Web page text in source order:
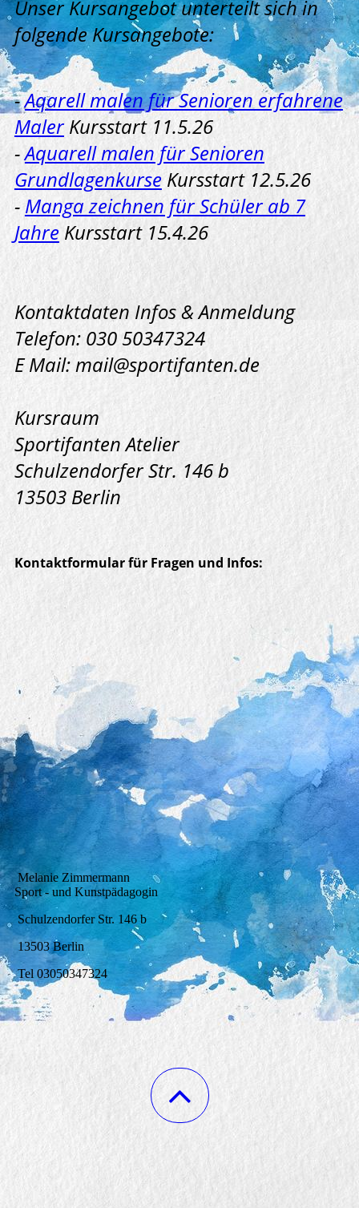
Unser Kursangebot unterteilt sich in
folgende Kursangebote:
-Aqarell malen für Senioren erfahrene
MalerKursstart 11.5.26
-Aquarell malen für Senioren
Grundlagenkurse Kursstart 12.5.26
- Manga zeichnen für Schüler ab 7
Jahre Kursstart 15.4.26
Kontaktdaten Infos & Anmeldung
Telefon: 030 50347324
E Mail: mail@sportifanten.de
Kursraum
Sportifanten Atelier
Schulzendorfer Str. 146 b
13503 Berlin
Kontaktformular für Fragen und Infos:
Melanie Zimmermann
Sport - und Kunstpädagogin
Schulzendorfer Str. 146 b
13503 Berlin
Tel 03050347324